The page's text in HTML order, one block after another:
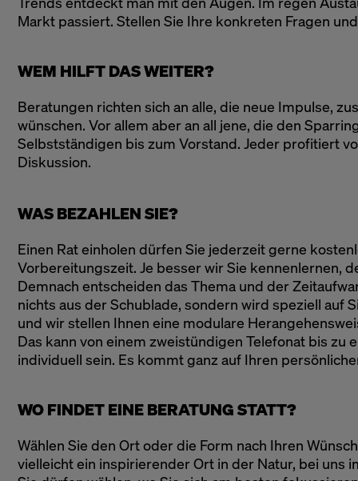
Markt passiert. Stellen Sie Ihre konkreten Fragen
WEM HILFT DAS WEITER?
Beratungen richten sich an alle, die neue Impulse,
wünschen. Vor allem aber an all jene, die den
Selbstständigen bis zum Vorstand. Jeder profitiert
Diskussion.
WAS BEZAHLEN SIE?
Einen Rat einholen dürfen Sie jederzeit gerne
Vorbereitungszeit. Je besser wir Sie kennenlernen,
Demnach entscheiden das Thema und der
nichts aus der Schublade, sondern wird speziell auf
und wir stellen Ihnen eine modulare
Das kann von einem zweistündigen Telefonat bis
individuell sein. Es kommt ganz auf Ihren
WO FINDET EINE BERATUNG STATT?
Wählen Sie den Ort oder die Form nach Ihren
vielleicht ein inspirierender Ort in der Natur, bei uns